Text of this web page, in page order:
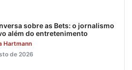
sobre as Bets: o jornalismo
além do entretenimento
Hartmann
de 2026